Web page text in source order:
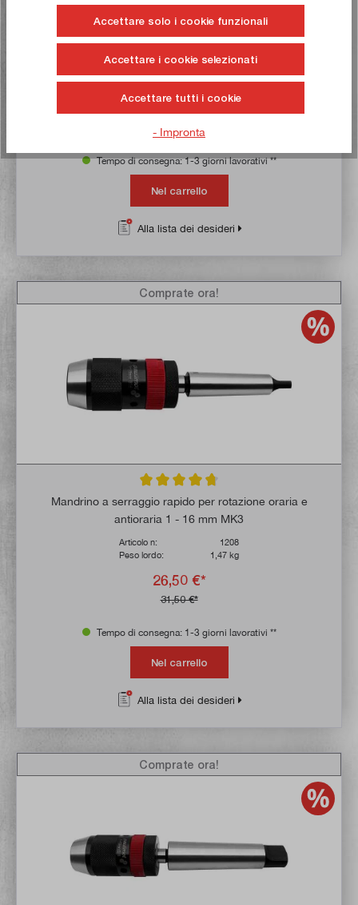
Valutazione media di 5 su 5 stelle
Mandrino a serraggio rapido per rotazione oraria e
antioraria 1 - 13 mm MK3
Peso lordo:
1,13 kg
27,50 €*
Tempo di consegna: 1-3 giorni lavorativi **
Nel carrello
Alla lista dei desideri
Valutazione media di 4.7 su 5 stelle
Mandrino a serraggio rapido per rotazione oraria e
antioraria 1 - 16 mm MK3
Articolo n:
1208
Peso lordo:
1,47 kg
26,50 €*
31,50 €*
Comprate ora!
Tempo di consegna: 1-3 giorni lavorativi **
Nel carrello
Alla lista dei desideri
Comprate ora!
Accettare solo i cookie funzionali
Accettare i cookie selezionati
Accettare tutti i cookie
- Impronta